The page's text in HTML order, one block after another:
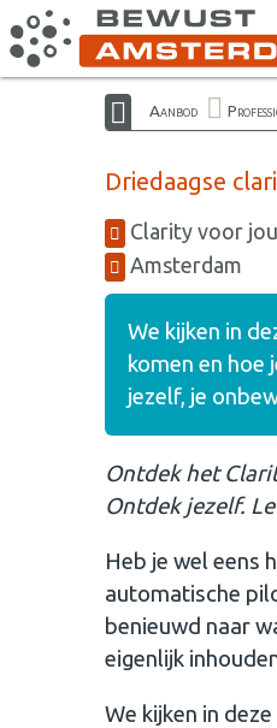
Aanbod
Driedaagse
Clarity voor
Amsterdam
We kijken in
komen en hoe
jezelf, je
Ontdek het
Ontdek jezelf.
Heb je wel eens
automatische
benieuwd naar
eigenlijk
We kijken in deze